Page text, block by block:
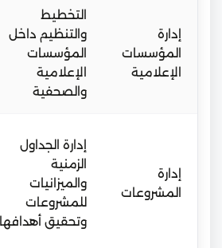
إدارة
المؤسسات
الإعلامية
التخطيط
والتنظيم داخل
المؤسسات
الإعلامية
والصحفية
إدارة
المشروعات
إدارة الجداول
الزمنية
والميزانيات
للمشروعات
وتحقيق أهدافها